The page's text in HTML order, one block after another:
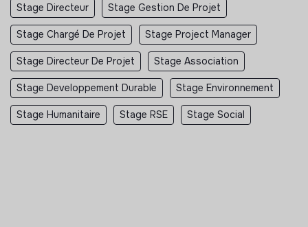
Stage Directeur Stage Gestion De Projet
Stage Chargé De Projet Stage Project Manager
Stage Directeur De Projet Stage Association
Stage Developpement Durable Stage Environnement
Stage Humanitaire Stage RSE Stage Social